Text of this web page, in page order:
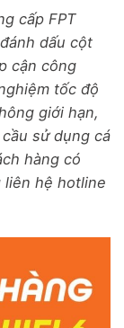
cấp FPT
dấu cột
cận công
tốc độ
giới hạn,
sử dụng cá
hàng có
liên hệ hotline